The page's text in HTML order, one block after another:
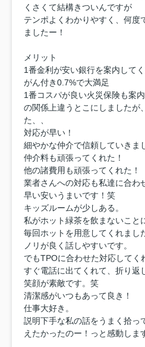
くさくて結構きついんですが
テンポよくわかりやすく、何度
ましたー！
メリット
1番金利が安い銀行を案内してく
がん付き0.7%で大満足
1番コスパが良い火災保険も案
の関係上違うとこにしましたが
た、、
対応が早い！
細やかな仲介で信頼していきま
仲介料も頑張ってくれた！
他の諸費用も頑張ってくれた！
業者さんへの対応も私達に合わ
早い安いうまいです！笑
キッズルームが少しある。
私がホット緑茶を飲まないこと
毎回ホットを用意してくれまし
ノリが良く話しやすいです。
でもTPOに合わせた対応してく
すぐ電話に出てくれて、折り返
笑顔が素敵です。笑
清潔感がいつもあって良き！
仕事大好き。
説明下手な私の話をうまく拾っ
えたかったのー！っと感動しま